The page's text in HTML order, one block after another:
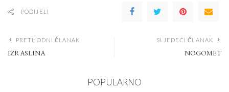
PODIJELI
PRETHODNI ČLANAK
IZRASLINA
SLJEDEĆI ČLANAK
NOGOMET
POPULARNO